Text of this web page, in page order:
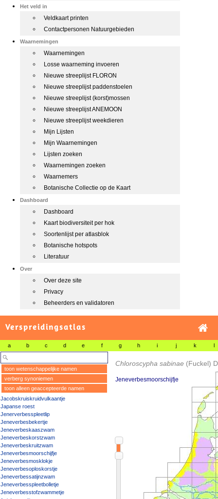
Het veld in
Veldkaart printen
Contactpersonen Natuurgebieden
Waarnemingen
Waarnemingen
Losse waarneming invoeren
Nieuwe streeplijst FLORON
Nieuwe streeplijst paddenstoelen
Nieuwe streeplijst (korst)mossen
Nieuwe streeplijst ANEMOON
Nieuwe streeplijst weekdieren
Mijn Lijsten
Mijn Waarnemingen
Lijsten zoeken
Waarnemingen zoeken
Waarnemers
Botanische Collectie op de Kaart
Dashboard
Dashboard
Kaart biodiversiteit per hok
Soortenlijst per atlasblok
Botanische hotspots
Literatuur
Over
Over deze site
Privacy
Beheerders en validatoren
Verspreidingsatlas
a b c d e f g h i j k l
toon wetenschappelijke namen
verberg synoniemen
toon alleen geaccepteerde namen
Jacobskruiskruidvulkaantje
Japanse roest
Jenerverbesspleetlip
Jeneverbesbekertje
Jeneverbeskaaszwam
Jeneverbeskorstzwam
Jeneverbeskruitzwam
Jeneverbesmoorschijfje
Jeneverbesmosklokje
Jeneverbesoploskorstje
Jeneverbessatijnzwam
Jeneverbesspleetbolletje
Jeneverbesstofzwammetje
Chloroscypha sabinae (Fuckel)
Jeneverbesmoorschijfje